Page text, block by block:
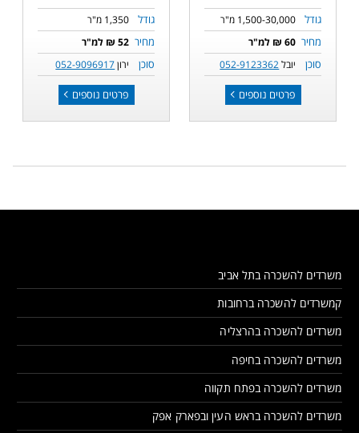
גודל 1,500-30,000 מ"ר
מחיר 60 ₪ למ"ר
סוכן יובל052-9123362
פרטים נוספים
גודל 1,350 מ"ר
מחיר 52 ₪ למ"ר
סוכן ירון052-9096917
פרטים נוספים
משרדים להשכרה בתל אביב
קמשרדים להשכרה ברחובות
משרדים להשכרה בהרצליה
משרדים להשכרה בחיפה
משרדים להשכרה בפתח תקווה
משרדים להשכרה בראש העין ובפארק אפק